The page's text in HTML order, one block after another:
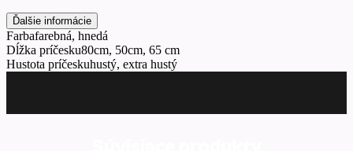
Ďalšie informácie
Farbafarebná, hnedá
Dĺžka príčesku80cm, 50cm, 65 cm
Hustota príčeskuhustý, extra hustý